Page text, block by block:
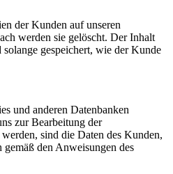
der Kunden auf unseren
werden sie gelöscht. Der Inhalt
gespeichert, wie der Kunde
und anderen Datenbanken
zur Bearbeitung der
sind die Daten des Kunden,
den Anweisungen des